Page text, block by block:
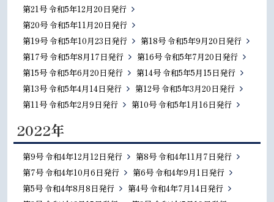
第21号 令和5年12月20日発行
第20号 令和5年11月20日発行
第19号 令和5年10月23日発行
第18号 令和5年9月20日発行
第17号 令和5年8月17日発行
第16号 令和5年7月20日発行
第15号 令和5年6月20日発行
第14号 令和5年5月15日発行
第13号 令和5年4月14日発行
第12号 令和5年3月20日発行
第11号 令和5年2月9日発行
第10号 令和5年1月16日発行
2022年
第9号 令和4年12月12日発行
第8号 令和4年11月7日発行
第7号 令和4年10月6日発行
第6号 令和4年9月1日発行
第5号 令和4年8月8日発行
第4号 令和4年7月14日発行